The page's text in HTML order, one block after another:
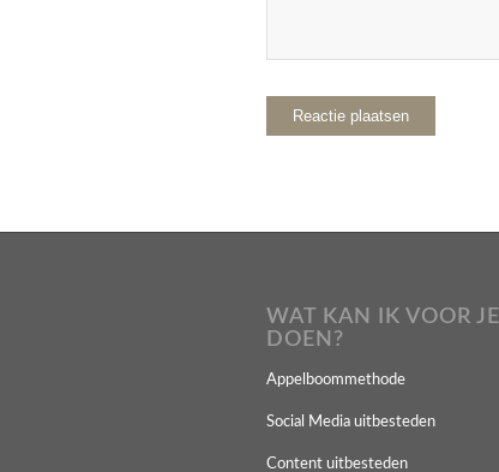
WAT KAN IK VOOR JE
DOEN?
Appelboommethode
Social Media uitbesteden
Content uitbesteden